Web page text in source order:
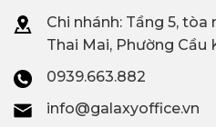
Chi nhánh: Tầng 5, tòa
Thai Mai, Phường Cầu
0939.663.882
info@galaxyoffice.vn